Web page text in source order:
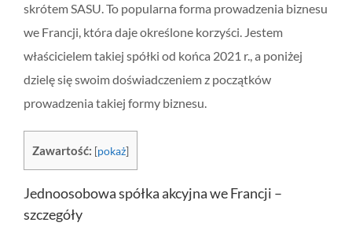
skrótem SASU. To popularna forma prowadzenia biznesu
we Francji, która daje określone korzyści. Jestem
właścicielem takiej spółki od końca 2021 r., a poniżej
dzielę się swoim doświadczeniem z początków
prowadzenia takiej formy biznesu.
Zawartość: [pokaż]
Jednoosobowa spółka akcyjna we Francji –
szczegóły